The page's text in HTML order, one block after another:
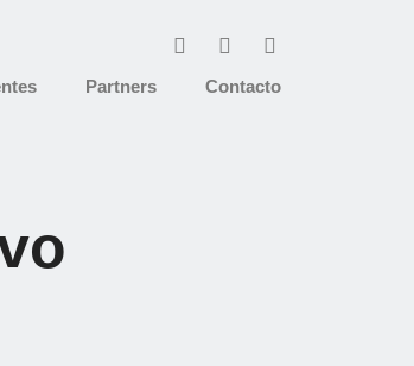
Partners Contacto